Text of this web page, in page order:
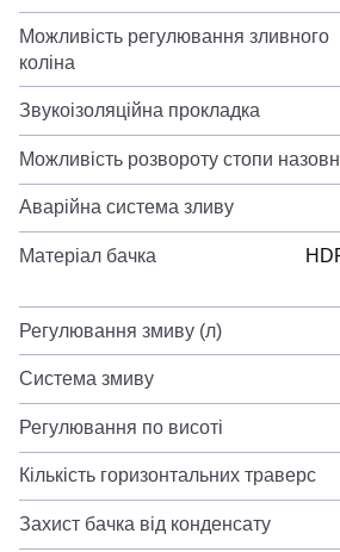
Можливість регулювання зливного
коліна
Звукоізоляційна прокладка
Можливість розвороту стопи
Аварійна система зливу
Матеріал бачка
Регулювання змиву (л)
Система змиву
Регулювання по висоті
Кількість горизонтальних траверс
Захист бачка від конденсату